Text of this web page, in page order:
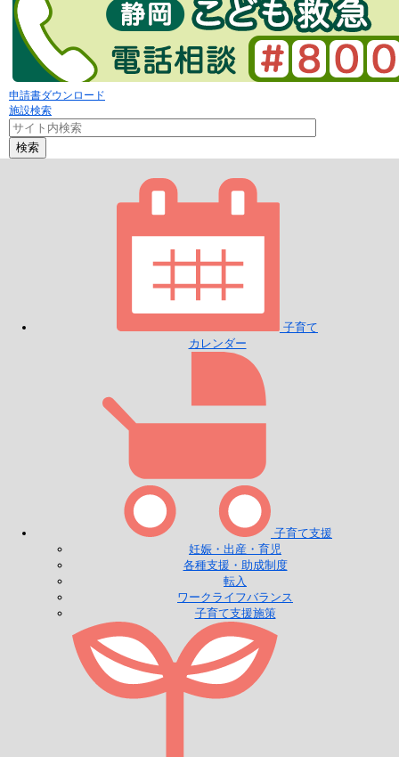
申請書ダウンロード
施設検索
検索
子育て
カレンダー
子育て支援
妊娠・出産・育児
各種支援・助成制度
転入
ワークライフバランス
子育て支援施策